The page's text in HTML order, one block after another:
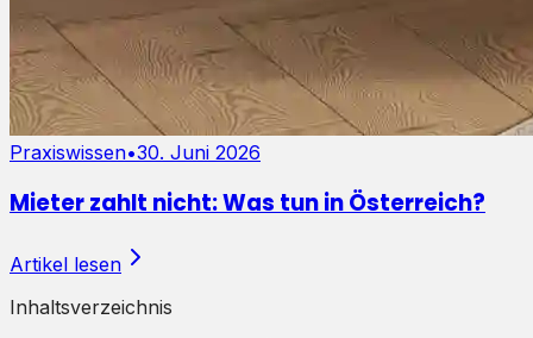
Praxiswissen•30. Juni 2026
Mieter zahlt nicht: Was tun in Österreich?
Artikel lesen
Inhaltsverzeichnis